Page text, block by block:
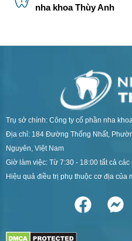
nha khoa Thùy Anh
Trụ sở chính: Công ty cổ phần nha
Địa chỉ: 184 Đường Thống Nhất,
Nguyên, Việt Nam
Giờ làm việc: Từ 7:30 - 18:00 tất cả
Hiệu quả điều trị phụ thuộc cơ địa của